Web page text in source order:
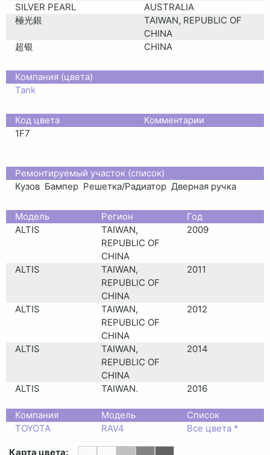
SILVER PEARL
AUSTRALIA
極光銀
TAIWAN, REPUBLIC OF
CHINA
超银
CHINA
Компания (цвета)
Tank
Код цвета
Комментарии
1F7
Ремонтируемый участок (список)
Кузов Бампер Решетка/Радиатор Дверная ручка
Moдель Регион
Год
ALTIS
TAIWAN,
REPUBLIC OF
CHINA
2009
ALTIS
TAIWAN,
REPUBLIC OF
CHINA
2011
ALTIS
TAIWAN,
REPUBLIC OF
CHINA
2012
ALTIS
TAIWAN,
REPUBLIC OF
CHINA
2014
ALTIS
TAIWAN,
CHINA
2016
ALTIS
TAIWAN,
2018
Компания Модель
Список
TOYOTA
RAV4 Все цвета *
Карта цвета: